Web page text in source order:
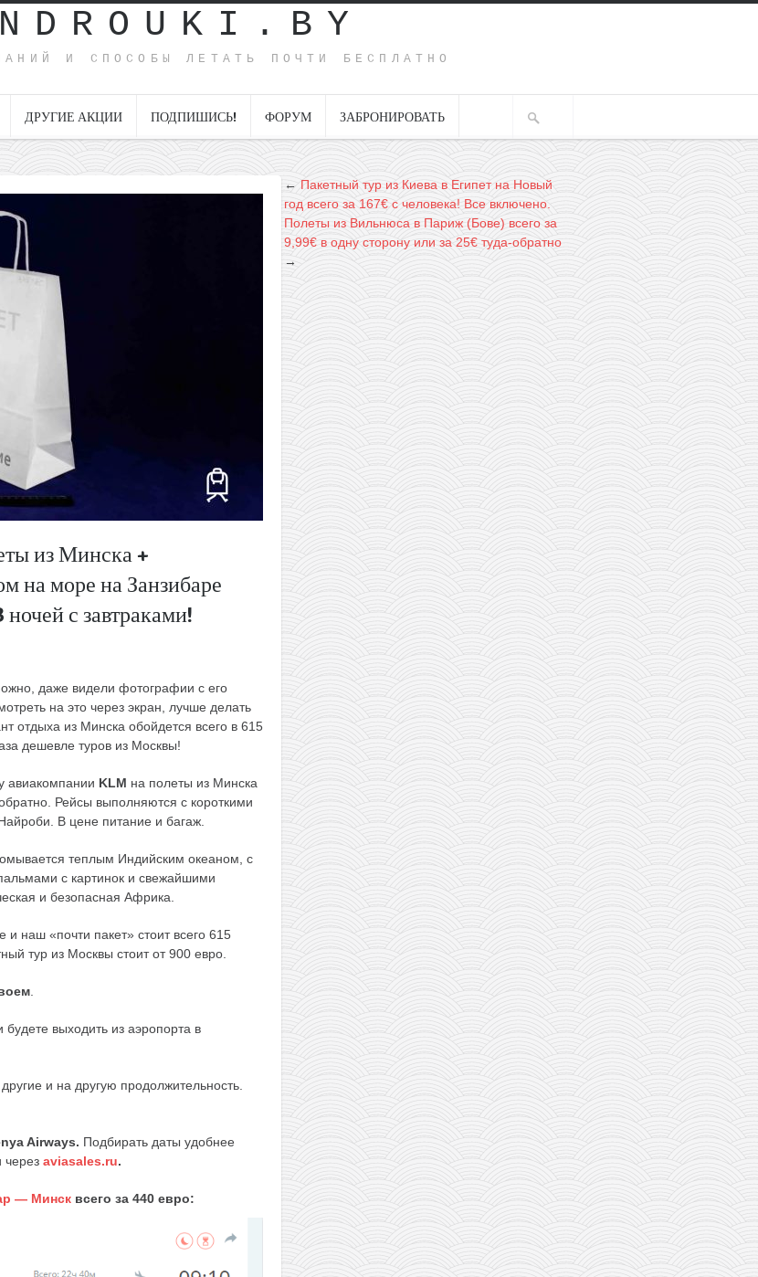
И СПОСОБЫ ЛЕТАТЬ ПОЧТИ БЕСПЛАТНО
ДРУГИЕ АКЦИИ ПОДПИШИСЬ! ФОРУМ ЗАБРОНИРОВАТЬ
из Минска +
на море на Занзибаре
ночей с завтраками!
даже видели фотографии с его
на это через экран, лучше делать
отдыха из Минска обойдется всего в 615
дешевле туров из Москвы!
авиакомпании KLM на полеты из Минска
Рейсы выполняются с короткими
В цене питание и багаж.
теплым Индийским океаном, с
с картинок и свежайшими
и безопасная Африка.
наш «почти пакет» стоит всего 615
тур из Москвы стоит от 900 евро.
выходить из аэропорта в
и на другую продолжительность.
Airways. Подбирать даты удобнее
через aviasales.ru.
— Минск всего за 440 евро:
←Пакетный тур из Киева в Египет на Новый
год всего за 167€ с человека! Все включено.
Полеты из Вильнюса в Париж (Бове) всего за
9,99€ в одну сторону или за 25€ туда-обратно
→